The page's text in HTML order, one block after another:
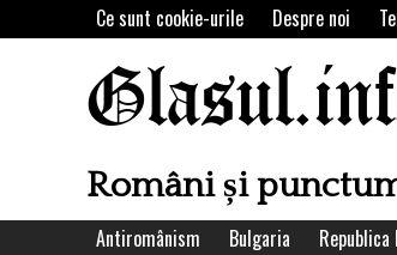
to
Ce sunt cookie-urile Despre noi
Români și
Antiromânism Bulgaria Republica